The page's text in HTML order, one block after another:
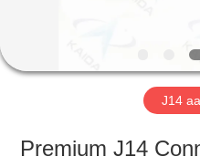
ONS
J14
Premium J14